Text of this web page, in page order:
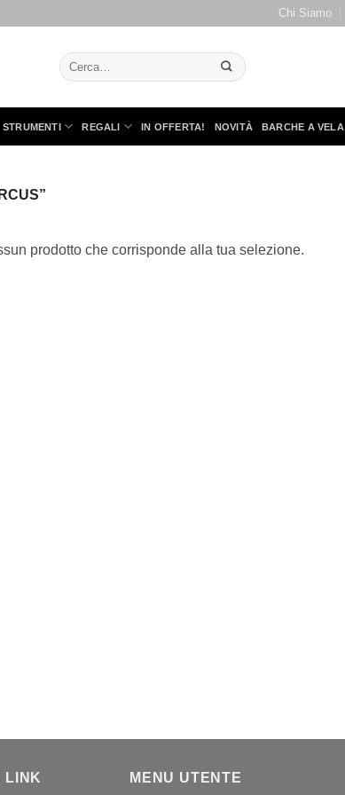
Chi Siamo
Cerca:
STRUMENTI REGALI IN OFFERTA! NOVITÀ BARCHE A VELA
prodotto che corrisponde alla tua selezione.
LINK MENU UTENTE